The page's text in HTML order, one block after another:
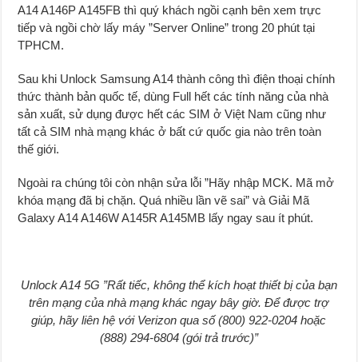
A14 A146P A145FB thì quý khách ngồi cạnh bên xem trực
tiếp và ngồi chờ lấy máy ”Server Online” trong 20 phút tại
TPHCM.
Sau khi Unlock Samsung A14 thành công thì điện thoại chính
thức thành bản quốc tế, dùng Full hết các tính năng của nhà
sản xuất, sử dụng được hết các SIM ở Việt Nam cũng như
tất cả SIM nhà mạng khác ở bất cứ quốc gia nào trên toàn
thế giới.
Ngoài ra chúng tôi còn nhận sửa lỗi ”Hãy nhập MCK. Mã mở
khóa mạng đã bị chặn. Quá nhiều lần vẽ sai” và Giải Mã
Galaxy A14 A146W A145R A145MB lấy ngay sau ít phút.
Unlock A14 5G ”Rất tiếc, không thể kích hoạt thiết bị của bạn
trên mạng của nhà mạng khác ngay bây giờ. Để được trợ
giúp, hãy liên hệ với Verizon qua số (800) 922-0204 hoặc
(888) 294-6804 (gói trả trước)”